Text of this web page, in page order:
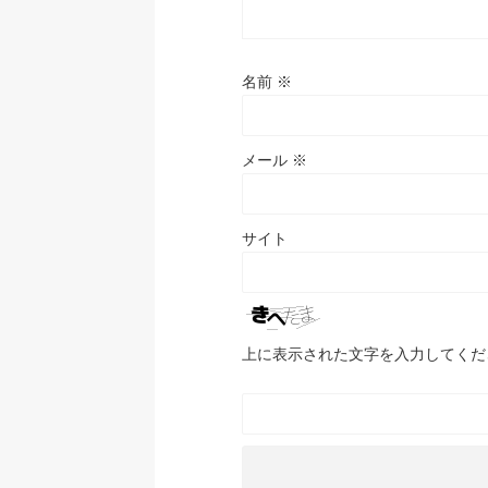
名前 ※
メール ※
サイト
上に表示された文字を入力してく